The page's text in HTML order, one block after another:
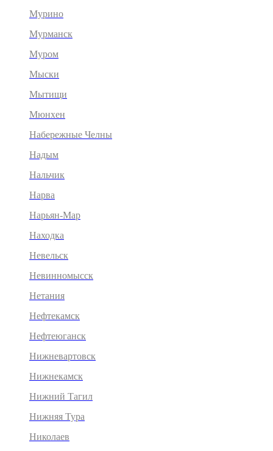
Мурино
Мурманск
Муром
Мыски
Мытищи
Мюнхен
Набережные Челны
Надым
Нальчик
Нарва
Нарьян-Мар
Находка
Невельск
Невинномысск
Нетания
Нефтекамск
Нефтеюганск
Нижневартовск
Нижнекамск
Нижний Тагил
Нижняя Тура
Николаев